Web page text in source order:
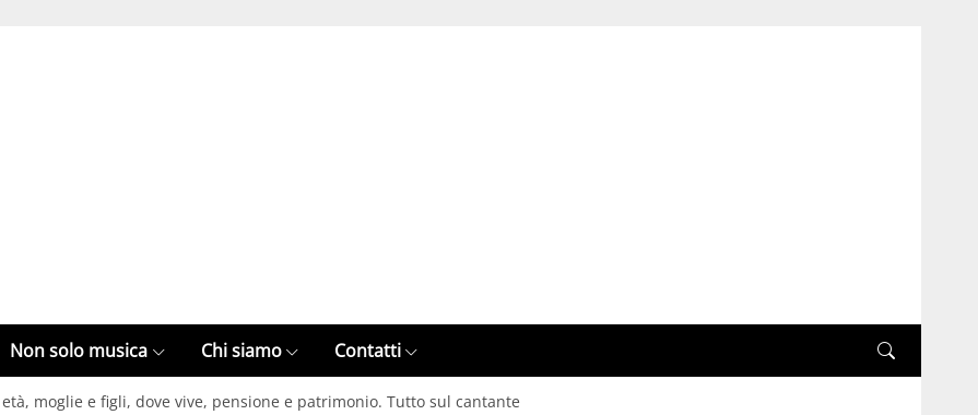
Non solo musica Chi siamo Contatti
età, moglie e figli, dove vive, pensione e patrimonio. Tutto sul cantante